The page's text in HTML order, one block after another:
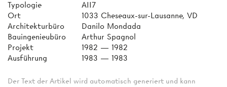
Typologie
AII7
Ort
1033 Cheseaux-sur-Lausanne, VD
Architekturbüro
Danilo Mondada
Bauingenieubüro
Arthur Spagnol
Projekt
1982 — 1982
Ausführung
1983 — 1983
Der Text der Artikel wird automatisch generiert und kann